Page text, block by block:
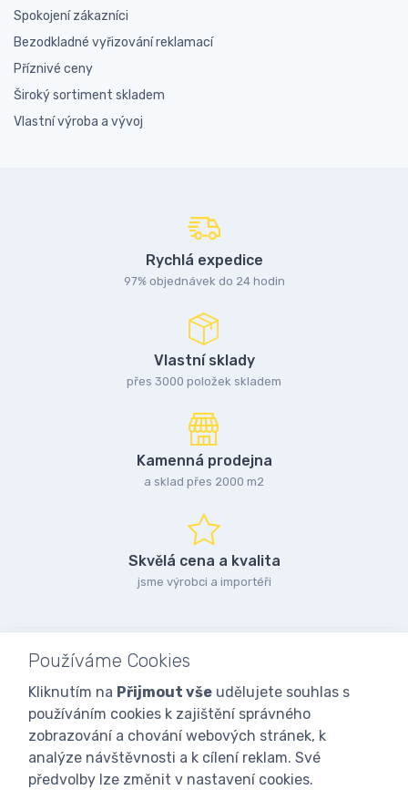
Spokojení zákazníci
Bezodkladné vyřizování reklamací
Příznivé ceny
Široký sortiment skladem
Vlastní výroba a vývoj
Rychlá expedice
97% objednávek do 24 hodin
Vlastní sklady
přes 3000 položek skladem
Kamenná prodejna
a sklad přes 2000 m2
Skvělá cena a kvalita
jsme výrobci a importéři
Používáme Cookies
Kliknutím na Přijmout vše udělujete souhlas s
používáním cookies k zajištění správného
zobrazování a chování webových stránek, k
analýze návštěvnosti a k cílení reklam. Své
předvolby lze změnit v nastavení cookies.